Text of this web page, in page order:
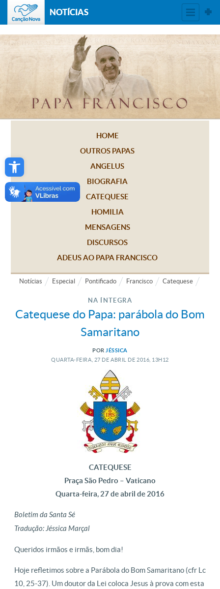
Open toolbar
NOTÍCIAS
HOME
OUTROS PAPAS
ANGELUS
BIOGRAFIA
CATEQUESE
HOMILIA
MENSAGENS
DISCURSOS
ADEUS AO PAPA FRANCISCO
Notícias Especial Pontificado Francisco Catequese
NA ÍNTEGRA
Catequese do Papa: parábola do Bom
Samaritano
POR JÉSSICA
QUARTA-FEIRA, 27 DE ABRIL DE 2016, 13H12
CATEQUESE
Praça São Pedro – Vaticano
Quarta-feira, 27 de abril de 2016
Boletim da Santa Sé
Tradução: Jéssica Marçal
Queridos irmãos e irmãs, bom dia!
Hoje refletimos sobre a Parábola do Bom Samaritano (cfr Lc
10, 25-37). Um doutor da Lei coloca Jesus à prova com esta